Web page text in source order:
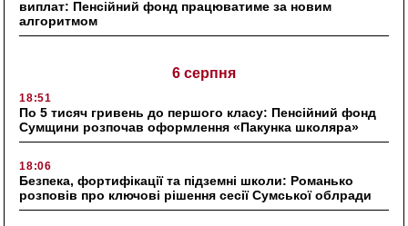
виплат: Пенсійний фонд працюватиме за новим
алгоритмом
6 серпня
18:51
По 5 тисяч гривень до першого класу: Пенсійний фонд
Сумщини розпочав оформлення «Пакунка школяра»
18:06
Безпека, фортифікації та підземні школи: Романько
розповів про ключові рішення сесії Сумської облради